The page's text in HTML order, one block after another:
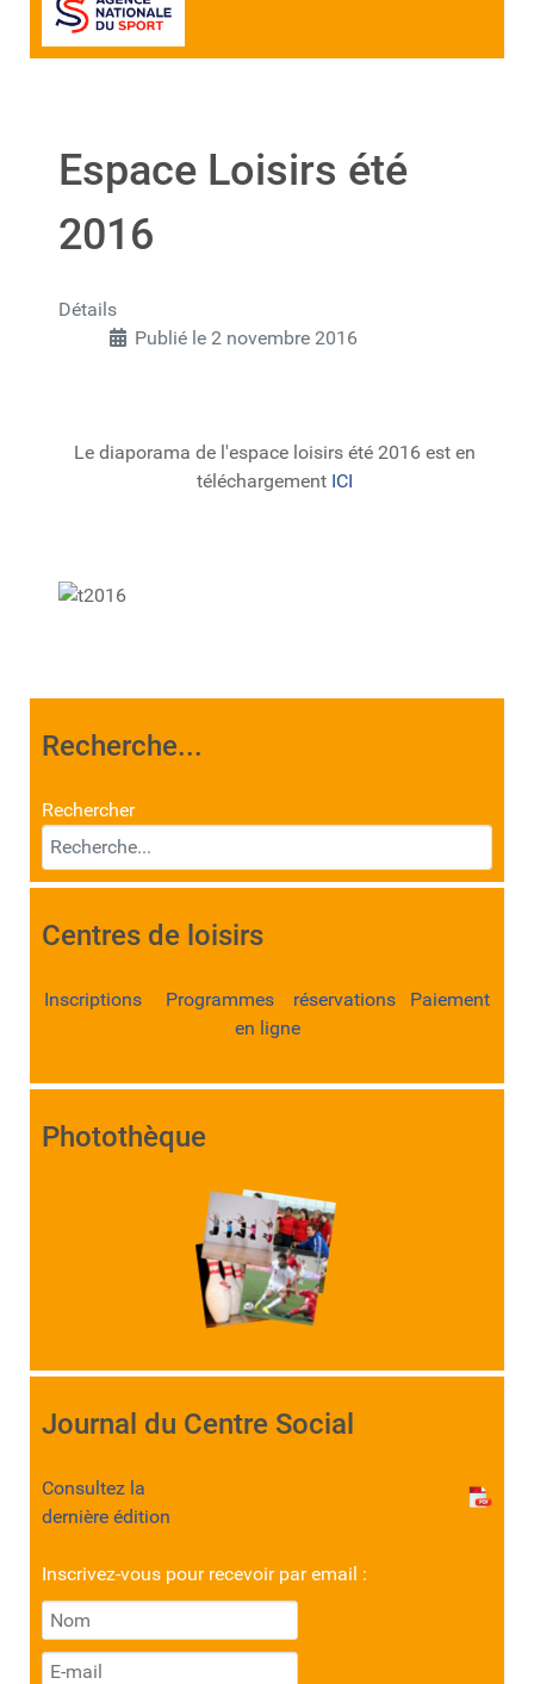
Espace Loisirs été
2016
Détails
Publié le 2 novembre 2016
Le diaporama de l'espace loisirs été 2016 est en
téléchargement ICI
Recherche...
Rechercher
Centres de loisirs
Inscriptions Programmes réservations Paiement
en ligne
Photothèque
Journal du Centre Social
Consultez la
dernière édition
Inscrivez-vous pour recevoir par email :